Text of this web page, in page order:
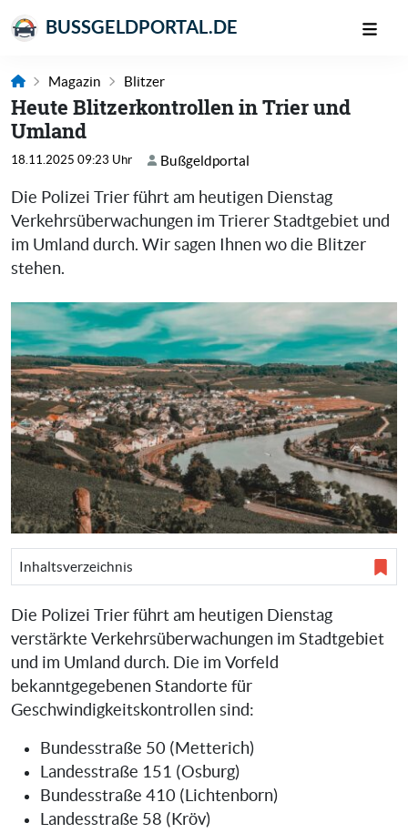
BUSSGELDPORTAL.DE
Magazin Blitzer
Heute Blitzerkontrollen in Trier und
Umland
18.11.2025 09:23 Uhr Bußgeldportal
Die Polizei Trier führt am heutigen Dienstag
Verkehrsüberwachungen im Trierer Stadtgebiet und
im Umland durch. Wir sagen Ihnen wo die Blitzer
stehen.
Inhaltsverzeichnis
Die Polizei Trier führt am heutigen Dienstag
verstärkte Verkehrsüberwachungen im Stadtgebiet
und im Umland durch. Die im Vorfeld
bekanntgegebenen Standorte für
Geschwindigkeitskontrollen sind:
Bundesstraße 50 (Metterich)
Landesstraße 151 (Osburg)
Bundesstraße 410 (Lichtenborn)
Landesstraße 58 (Kröv)